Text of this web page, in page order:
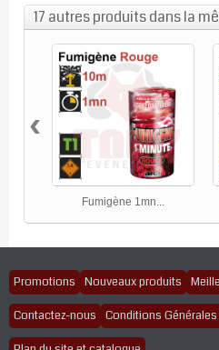
17 autres produits dans la
Fumigène 1mn...
‹
Promotions Nouveaux produits
Contactez-nous Conditions